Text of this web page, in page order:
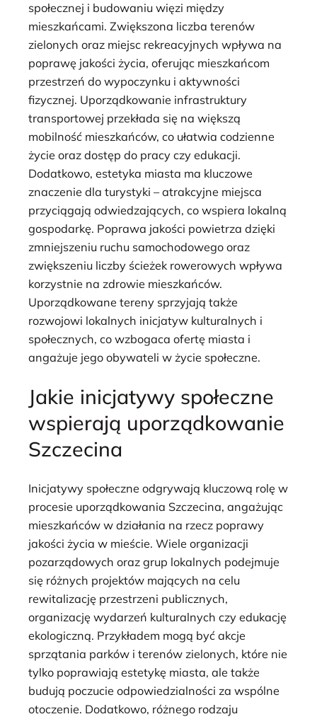
społecznej i budowaniu więzi między
mieszkańcami. Zwiększona liczba terenów
zielonych oraz miejsc rekreacyjnych wpływa na
poprawę jakości życia, oferując mieszkańcom
przestrzeń do wypoczynku i aktywności
fizycznej. Uporządkowanie infrastruktury
transportowej przekłada się na większą
mobilność mieszkańców, co ułatwia codzienne
życie oraz dostęp do pracy czy edukacji.
Dodatkowo, estetyka miasta ma kluczowe
znaczenie dla turystyki – atrakcyjne miejsca
przyciągają odwiedzających, co wspiera lokalną
gospodarkę. Poprawa jakości powietrza dzięki
zmniejszeniu ruchu samochodowego oraz
zwiększeniu liczby ścieżek rowerowych wpływa
korzystnie na zdrowie mieszkańców.
Uporządkowane tereny sprzyjają także
rozwojowi lokalnych inicjatyw kulturalnych i
społecznych, co wzbogaca ofertę miasta i
angażuje jego obywateli w życie społeczne.
Jakie inicjatywy społeczne
wspierają uporządkowanie
Szczecina
Inicjatywy społeczne odgrywają kluczową rolę w
procesie uporządkowania Szczecina, angażując
mieszkańców w działania na rzecz poprawy
jakości życia w mieście. Wiele organizacji
pozarządowych oraz grup lokalnych podejmuje
się różnych projektów mających na celu
rewitalizację przestrzeni publicznych,
organizację wydarzeń kulturalnych czy edukację
ekologiczną. Przykładem mogą być akcje
sprzątania parków i terenów zielonych, które nie
tylko poprawiają estetykę miasta, ale także
budują poczucie odpowiedzialności za wspólne
otoczenie. Dodatkowo, różnego rodzaju